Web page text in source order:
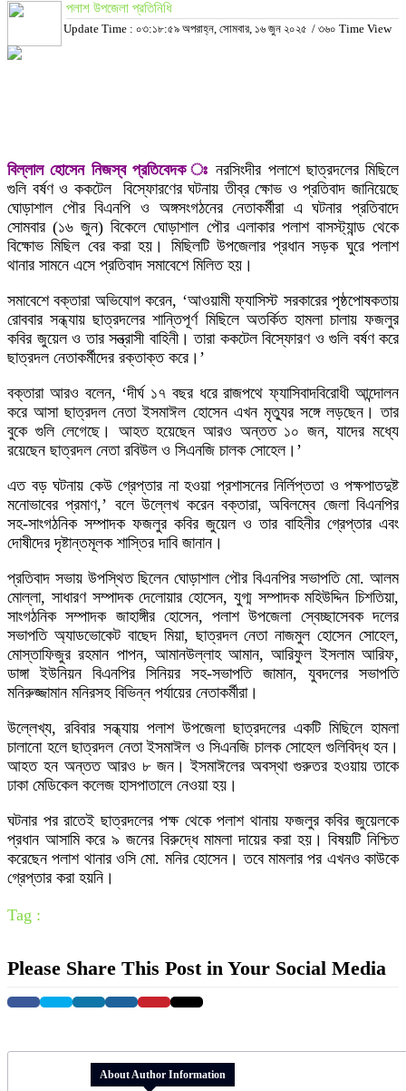
পলাশ উপজেলা প্রতিনিধি
Update Time : ০৩:১৮:৫৯ অপরাহ্ন, সোমবার, ১৬ জুন ২০২৫ / ৩৬০ Time View
বিল্লাল হোসেন নিজস্ব প্রতিবেদক ঃ নরসিংদীর পলাশে ছাত্রদলের মিছিলে
গুলি বর্ষণ ও ককটেল বিস্ফোরণের ঘটনায় তীব্র ক্ষোভ ও প্রতিবাদ জানিয়েছে
ঘোড়াশাল পৌর বিএনপি ও অঙ্গসংগঠনের নেতাকর্মীরা এ ঘটনার প্রতিবাদে
সোমবার (১৬ জুন) বিকেলে ঘোড়াশাল পৌর এলাকার পলাশ বাসস্ট্যান্ড থেকে
বিক্ষোভ মিছিল বের করা হয়। মিছিলটি উপজেলার প্রধান সড়ক ঘুরে পলাশ
থানার সামনে এসে প্রতিবাদ সমাবেশে মিলিত হয়।
সমাবেশে বক্তারা অভিযোগ করেন, ‘আওয়ামী ফ্যাসিস্ট সরকারের পৃষ্ঠপোষকতায়
রোববার সন্ধ্যায় ছাত্রদলের শান্তিপূর্ণ মিছিলে অতর্কিত হামলা চালায় ফজলুর
কবির জুয়েল ও তার সন্ত্রাসী বাহিনী। তারা ককটেল বিস্ফোরণ ও গুলি বর্ষণ করে
ছাত্রদল নেতাকর্মীদের রক্তাক্ত করে।’
বক্তারা আরও বলেন, ‘দীর্ঘ ১৭ বছর ধরে রাজপথে ফ্যাসিবাদবিরোধী আন্দোলন
করে আসা ছাত্রদল নেতা ইসমাঈল হোসেন এখন মৃত্যুর সঙ্গে লড়ছেন। তার
বুকে গুলি লেগেছে। আহত হয়েছেন আরও অন্তত ১০ জন, যাদের মধ্যে
রয়েছেন ছাত্রদল নেতা রবিউল ও সিএনজি চালক সোহেল।’
এত বড় ঘটনায় কেউ গ্রেপ্তার না হওয়া প্রশাসনের নির্লিপ্ততা ও পক্ষপাতদুষ্ট
মনোভাবের প্রমাণ,’ বলে উল্লেখ করেন বক্তারা, অবিলম্বে জেলা বিএনপির
সহ-সাংগঠনিক সম্পাদক ফজলুর কবির জুয়েল ও তার বাহিনীর গ্রেপ্তার এবং
দোষীদের দৃষ্টান্তমূলক শাস্তির দাবি জানান।
প্রতিবাদ সভায় উপস্থিত ছিলেন ঘোড়াশাল পৌর বিএনপির সভাপতি মো. আলম
মোল্লা, সাধারণ সম্পাদক দেলোয়ার হোসেন, যুগ্ম সম্পাদক মহিউদ্দিন চিশতিয়া,
সাংগঠনিক সম্পাদক জাহাঙ্গীর হোসেন, পলাশ উপজেলা স্বেচ্ছাসেবক দলের
সভাপতি অ্যাডভোকেট বাছেদ মিয়া, ছাত্রদল নেতা নাজমুল হোসেন সোহেল,
মোস্তাফিজুর রহমান পাপন, আমানউল্লাহ আমান, আরিফুল ইসলাম আরিফ,
ডাঙ্গা ইউনিয়ন বিএনপির সিনিয়র সহ-সভাপতি জামান, যুবদলের সভাপতি
মনিরুজ্জামান মনিরসহ বিভিন্ন পর্যায়ের নেতাকর্মীরা।
উল্লেখ্য, রবিবার সন্ধ্যায় পলাশ উপজেলা ছাত্রদলের একটি মিছিলে হামলা
চালানো হলে ছাত্রদল নেতা ইসমাঈল ও সিএনজি চালক সোহেল গুলিবিদ্ধ হন।
আহত হন অন্তত আরও ৮ জন। ইসমাঈলের অবস্থা গুরুতর হওয়ায় তাকে
ঢাকা মেডিকেল কলেজ হাসপাতালে নেওয়া হয়।
ঘটনার পর রাতেই ছাত্রদলের পক্ষ থেকে পলাশ থানায় ফজলুর কবির জুয়েলকে
প্রধান আসামি করে ৯ জনের বিরুদ্ধে মামলা দায়ের করা হয়। বিষয়টি নিশ্চিত
করেছেন পলাশ থানার ওসি মো. মনির হোসেন। তবে মামলার পর এখনও কাউকে
গ্রেপ্তার করা হয়নি।
Tag :
Please Share This Post in Your Social Media
About Author Information